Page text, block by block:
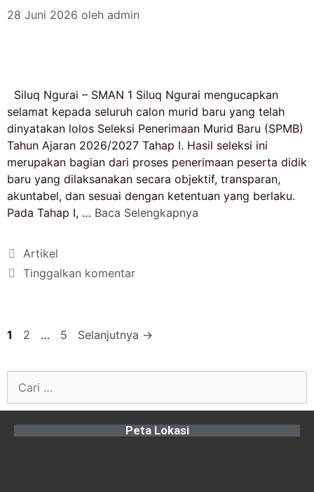
28 Juni 2026 oleh admin
Siluq Ngurai – SMAN 1 Siluq Ngurai mengucapkan
selamat kepada seluruh calon murid baru yang telah
dinyatakan lolos Seleksi Penerimaan Murid Baru (SPMB)
Tahun Ajaran 2026/2027 Tahap I. Hasil seleksi ini
merupakan bagian dari proses penerimaan peserta didik
baru yang dilaksanakan secara objektif, transparan,
akuntabel, dan sesuai dengan ketentuan yang berlaku.
Pada Tahap I, … Baca Selengkapnya
Artikel
Tinggalkan komentar
1 2 … 5 Selanjutnya →
Peta Lokasi